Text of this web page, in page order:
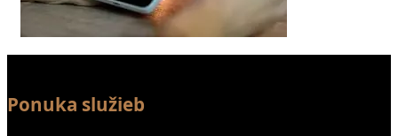
Ponuka služieb